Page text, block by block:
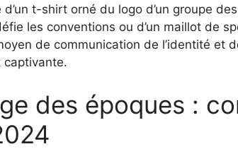
d’un t-shirt orné du logo d’un groupe
les conventions ou d’un maillot de
de communication de l’identité et
captivante.
des époques :